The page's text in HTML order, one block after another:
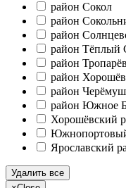
район Сокол
район
район
район Тёплый
район
район
район
район Южное
Хорошёвский
Ярославский
Удалить все